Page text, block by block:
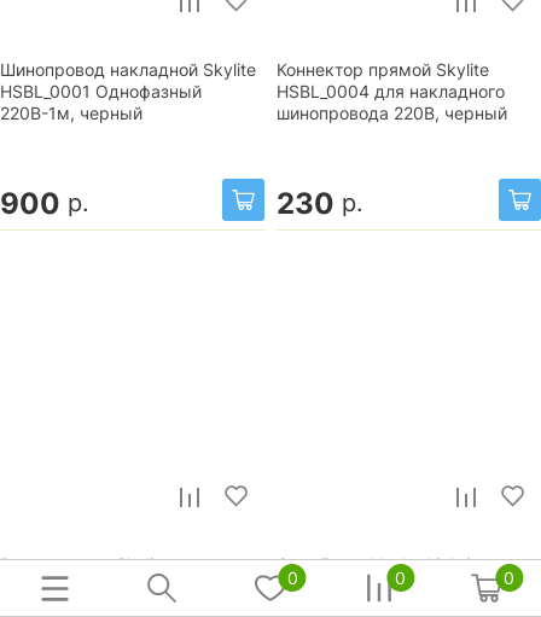
Шинопровод накладной Skylite
HSBL_0001 Однофазный
220В-1м, черный
900 р.
Коннектор прямой Skylite
HSBL_0004 для накладного
шинопровода 220В, черный
230 р.
Ввод питания Skylite
HSBL_0028 для накладного
шинопровода 220В, белый
Спот Focus Hesby Lighting
(Россия)
0 0 0